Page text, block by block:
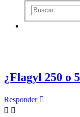
¿Flagyl 250 o
Responder